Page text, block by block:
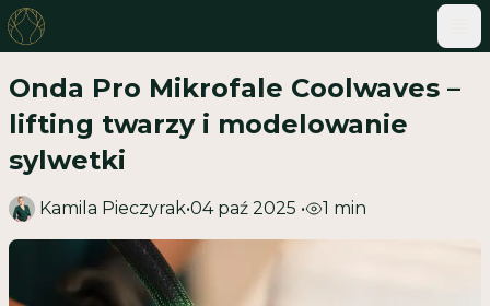
Onda Pro Mikrofale Coolwaves –
lifting twarzy i modelowanie
sylwetki
Kamila Pieczyrak•04 paź 2025 • 1 min